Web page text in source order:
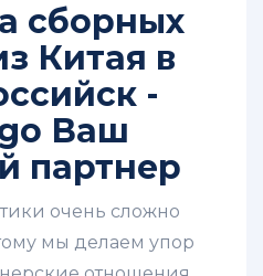
сборных
Китая в
-
Ваш
партнер
очень сложно
мы делаем упор